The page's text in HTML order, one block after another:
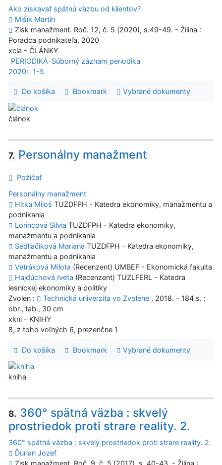
Ako získavať spätnú väzbu od klientov?
Mišík Martin
Zisk manažment. Roč. 12, č. 5 (2020), s.49-49. - Žilina :
Poradca podnikateľa, 2020
xcla - ČLÁNKY
PERIODIKÁ-Súborný záznam periodika
2020:
1-5
Do košíka Bookmark Vybrané dokumenty
článok
7. Personálny manažment
Požičať
Personálny manažment
Hitka Miloš TUZDFPH - Katedra ekonomiky, manažmentu a
podnikania
Lorincová Silvia TUZDFPH - Katedra ekonomiky,
manažmentu a podnikania
Sedliačiková Mariana TUZDFPH - Katedra ekonomiky,
manažmentu a podnikania
Vetráková Milota (Recenzent) UMBEF - Ekonomická fakulta
Hajdúchová Iveta (Recenzent) TUZLFERL - Katedra
lesníckej ekonomiky a politiky
Zvolen :
Technická univerzita vo Zvolene , 2018. - 184 s. :
obr., tab., 30 cm
xkni - KNIHY
8, z toho voľných 6, prezenčne 1
Do košíka Bookmark Vybrané dokumenty
kniha
8. 360° spätná väzba : skvelý
prostriedok proti strare reality. 2.
360° spätná väzba : skvelý prostriedok proti strare reality. 2.
Ďurian Jozef